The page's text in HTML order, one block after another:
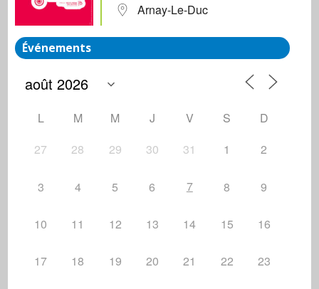
Arnay-Le-Duc
Événements
L M M J V S
D
27
28 29 30 31 1 2
3 4 5 6 7 8 9
10 11 12 13 14 15 16
17 18 19 20 21 22 23